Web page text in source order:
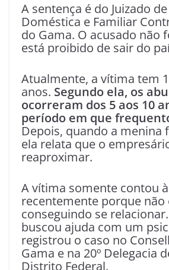
A sentença é do Juizado
Doméstica e Familiar
do Gama. O acusado não
está proibido de sair do
Atualmente, a vítima tem
anos. Segundo ela, os
ocorreram dos 5 aos 10
período em que
Depois, quando a menina
ela relata que o
reaproximar.
A vítima somente contou
recentemente porque não
conseguindo se
buscou ajuda com um
registrou o caso no
Gama e na 20º Delegacia
Distrito Federal.